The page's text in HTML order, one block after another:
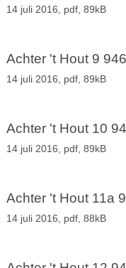
14 juli 2016, pdf, 89kB
Achter 't Hout 9
14 juli 2016, pdf, 89kB
Achter 't Hout 10
14 juli 2016, pdf, 89kB
Achter 't Hout 11a
14 juli 2016, pdf, 88kB